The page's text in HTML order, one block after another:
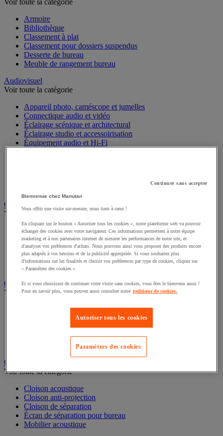
Armoire
Bibliothèque
Classement à plat
Classement pour dossiers suspendus
Desserte de bureau
Meuble de rangement bureau
Audiovisuel
Voir toute la catégorie
Appareil photo, caméscope et jumelles
Connectique audio et vidéo
Éclairage scénique et architectural
Éclairage studio et accessoirisation
Équipement audio et Hi-Fi
Chauffage, climatisation et traitement de l'air
Voir toute la catégorie
Chauffage
Climatiseur
Rafraîchisseur d'air
Traitement de l'air
Ventilateur
Classement et archivage
Voir toute la catégorie
Accessoires de classement pour le bureau
Boîte et caisse d'archives
Chemise et trieur
Classeur, intercalaire et pochette
Dossier suspendu
Cloison et mobilier acoustique
Voir toute la catégorie
Cloison acoustique
Cloison anti-projection
Cloison de séparation
Écran de séparation pour bureau
Mobilier acoustique
Continuer sans accepter
Bienvenue chez Manutan
Vous offrir une visite sur-mesure, nous tient à cœur !
En cliquant sur le bouton « Autoriser tous les cookies », notre plateforme web va pouvoir
échanger des cookies avec votre navigateur. Ces informations permettent à notre équipe
marketing et à nos partenaires internet de mesurer les performances de notre site, et
d'analyser vos préférences d'achats. Nous pouvons ainsi vous proposer des produits encore
plus adaptés à vos besoins et de la publicité appropriée. Si vous souhaitez plus
d'informations sur les finalités et choisir vos préférences par type de cookies, cliquez sur
« Paramètres des cookies ».
Et si vous choisissez de continuer votre visite sans cookies, vous êtes le bienvenu aussi !
Pour en savoir plus, vous pouvez aussi consulter notre politique de cookies.
Autoriser tous les cookies
Paramètres des cookies